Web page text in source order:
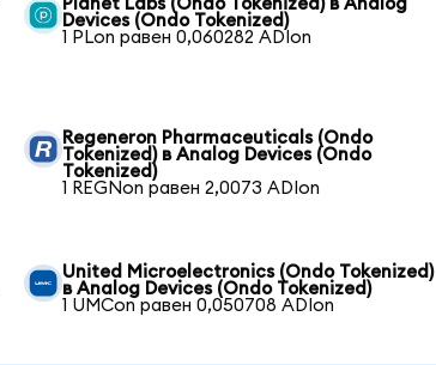
Planet Labs (Ondo Tokenized) в Analog
Devices (Ondo Tokenized)
1 PLon равен 0,060282 ADIon
Regeneron Pharmaceuticals (Ondo
Tokenized) в Analog Devices (Ondo
Tokenized)
1 REGNon равен 2,0073 ADIon
United Microelectronics (Ondo Tokenized)
в Analog Devices (Ondo Tokenized)
1 UMCon равен 0,050708 ADIon